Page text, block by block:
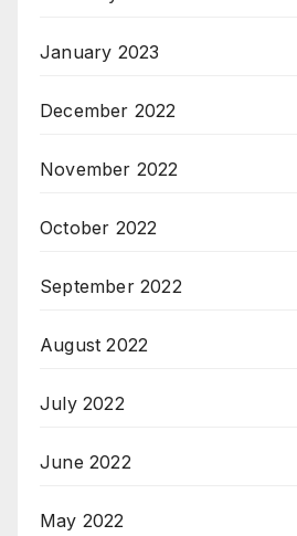
January 2023
December 2022
November 2022
October 2022
September 2022
August 2022
July 2022
June 2022
May 2022